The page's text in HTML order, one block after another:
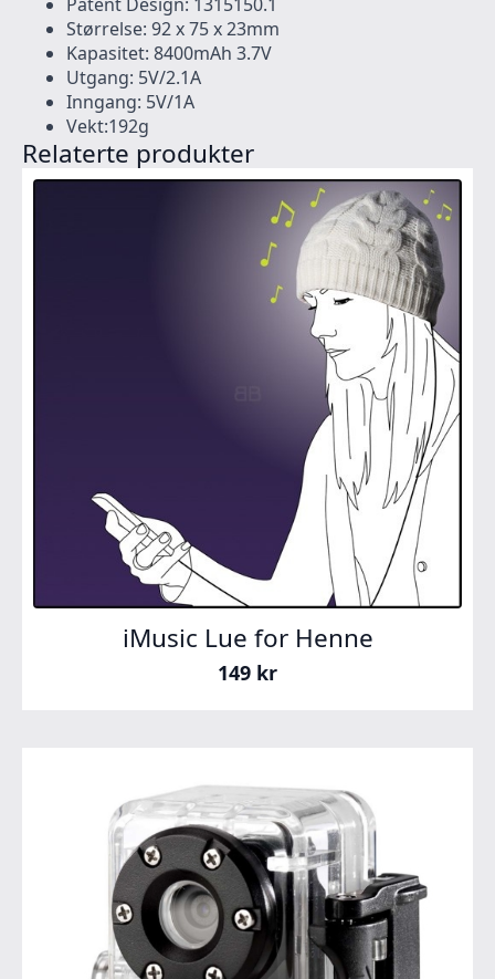
Patent Design: 1315150.1
Størrelse: 92 x 75 x 23mm
Kapasitet: 8400mAh 3.7V
Utgang: 5V/2.1A
Inngang: 5V/1A
Vekt:192g
Relaterte produkter
iMusic Lue for Henne
149 kr